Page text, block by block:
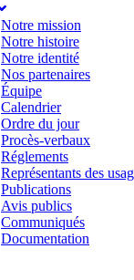
Notre mission
Notre histoire
Notre identité
Nos partenaires
Équipe
Calendrier
Ordre du jour
Procès-verbaux
Réglements
Représentants des
Publications
Avis publics
Communiqués
Documentation